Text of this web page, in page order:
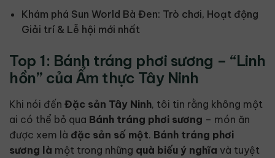
Khám phá Sun World Bà Đen: Trò chơi, Hoạt động
Giải trí & Lễ hội mới nhất
Top 1: Bánh tráng phơi sương – “Linh
hồn” của Ẩm thực Tây Ninh
Khi nói đến Đặc sản Tây Ninh, tôi tin rằng không một
ai có thể bỏ qua Bánh tráng phơi sương – món ăn
được xem là đặc sản số một. Bánh tráng phơi
sương là một trong những quà biếu ý nghĩa và tuyệt